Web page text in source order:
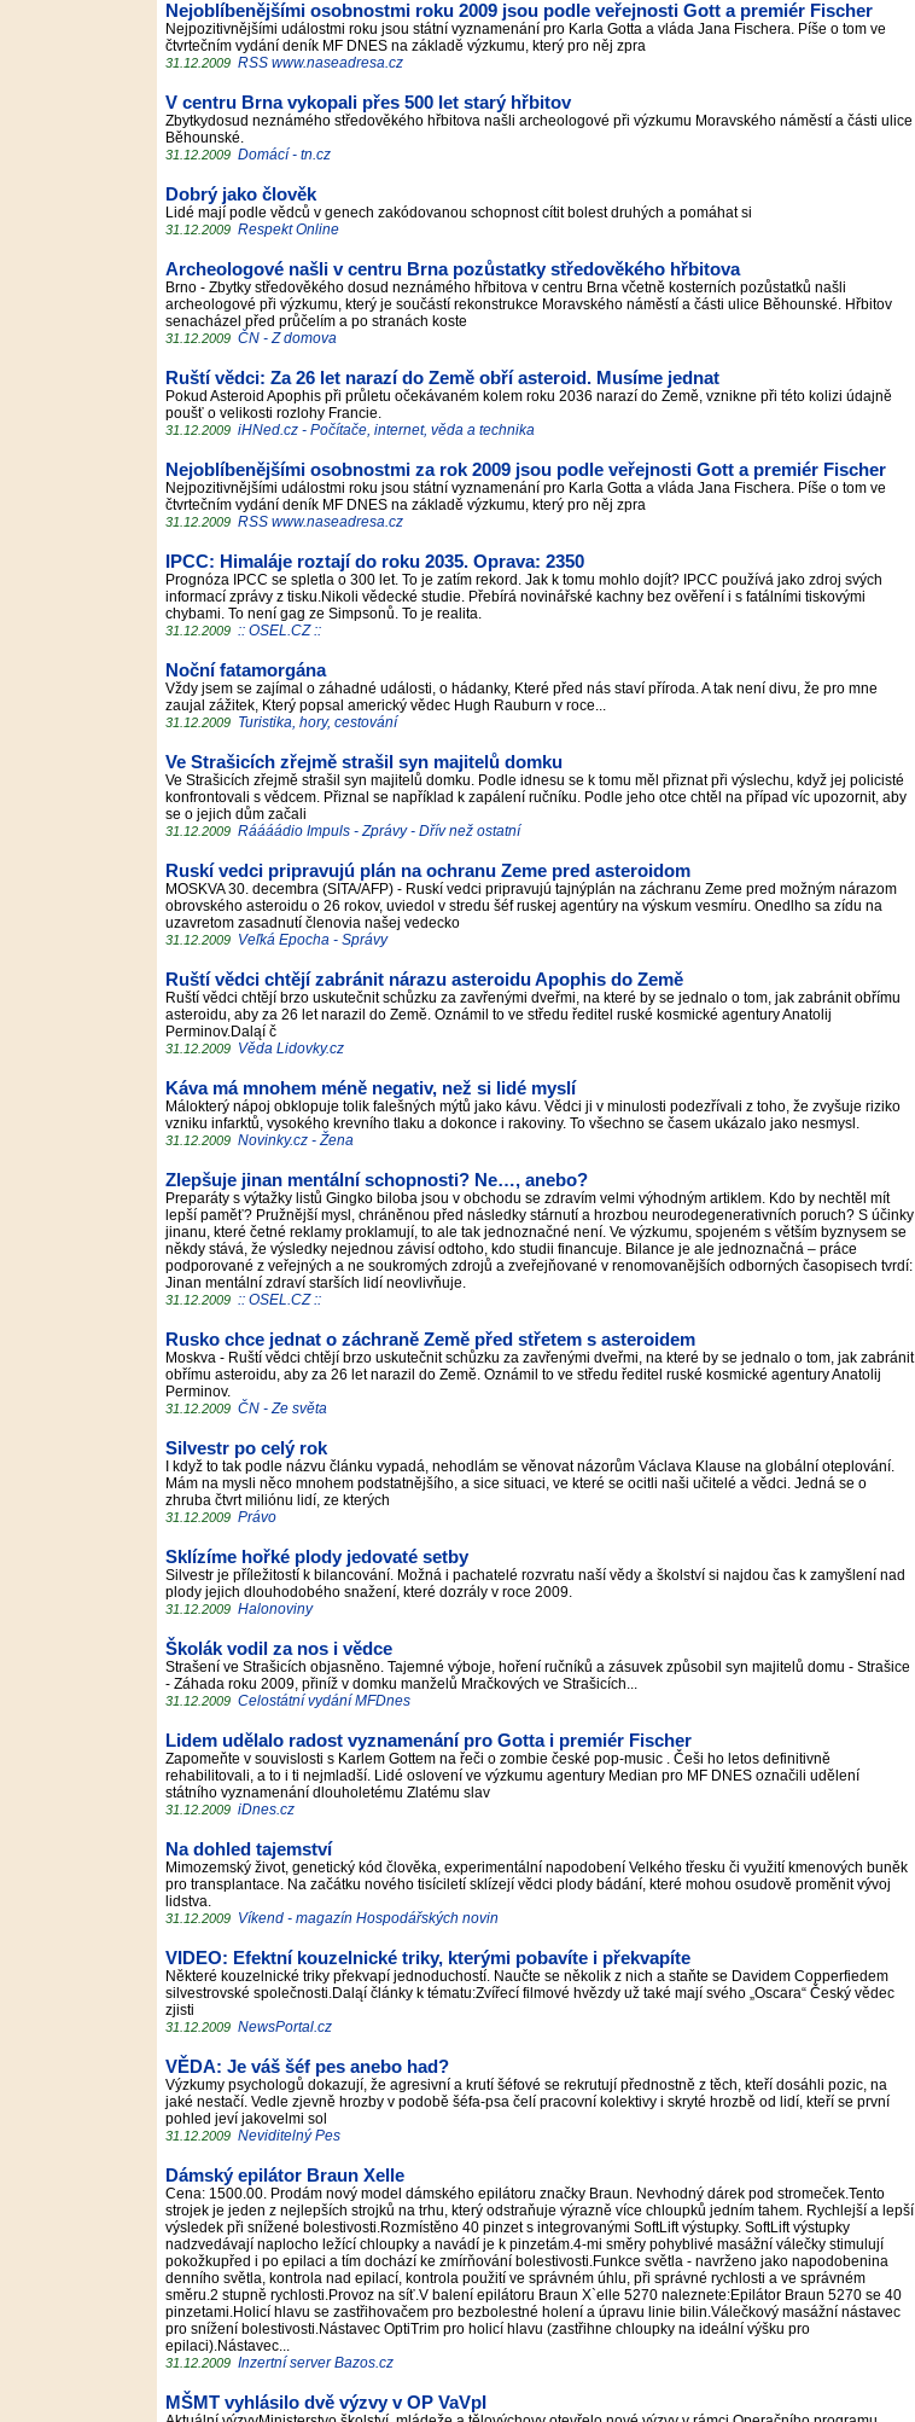
Nejoblíbenějšími osobnostmi roku 2009 jsou podle veřejnosti Gott a premiér Fischer
Nejpozitivnějšími událostmi roku jsou státní vyznamenání pro Karla Gotta a vláda Jana Fischera. Píše o tom ve
čtvrtečním vydání deník MF DNES na základě výzkumu, který pro něj zpra
31.12.2009 RSS www.naseadresa.cz
V centru Brna vykopali přes 500 let starý hřbitov
Zbytkydosud neznámého středověkého hřbitova našli archeologové při výzkumu Moravského náměstí a části ulice
Běhounské.
31.12.2009 Domácí - tn.cz
Dobrý jako člověk
Lidé mají podle vědců v genech zakódovanou schopnost cítit bolest druhých a pomáhat si
31.12.2009 Respekt Online
Archeologové našli v centru Brna pozůstatky středověkého hřbitova
Brno - Zbytky středověkého dosud neznámého hřbitova v centru Brna včetně kosterních pozůstatků našli
archeologové při výzkumu, který je součástí rekonstrukce Moravského náměstí a části ulice Běhounské. Hřbitov
senacházel před průčelím a po stranách koste
31.12.2009 ČN - Z domova
Ruští vědci: Za 26 let narazí do Země obří asteroid. Musíme jednat
Pokud Asteroid Apophis při průletu očekávaném kolem roku 2036 narazí do Země, vznikne při této kolizi údajně
poušť o velikosti rozlohy Francie.
31.12.2009 iHNed.cz - Počítače, internet, věda a technika
Nejoblíbenějšími osobnostmi za rok 2009 jsou podle veřejnosti Gott a premiér Fischer
Nejpozitivnějšími událostmi roku jsou státní vyznamenání pro Karla Gotta a vláda Jana Fischera. Píše o tom ve
čtvrtečním vydání deník MF DNES na základě výzkumu, který pro něj zpra
31.12.2009 RSS www.naseadresa.cz
IPCC: Himaláje roztají do roku 2035. Oprava: 2350
Prognóza IPCC se spletla o 300 let. To je zatím rekord. Jak k tomu mohlo dojít? IPCC používá jako zdroj svých
informací zprávy z tisku.Nikoli vědecké studie. Přebírá novinářské kachny bez ověření i s fatálními tiskovými
chybami. To není gag ze Simpsonů. To je realita.
31.12.2009 :: OSEL.CZ ::
Noční fatamorgána
Vždy jsem se zajímal o záhadné události, o hádanky, Které před nás staví příroda. A tak není divu, že pro mne
zaujal zážitek, Který popsal americký vědec Hugh Rauburn v roce...
31.12.2009 Turistika, hory, cestování
Ve Strašicích zřejmě strašil syn majitelů domku
Ve Strašicích zřejmě strašil syn majitelů domku. Podle idnesu se k tomu měl přiznat při výslechu, když jej policisté
konfrontovali s vědcem. Přiznal se například k zapálení ručníku. Podle jeho otce chtěl na případ víc upozornit, aby
se o jejich dům začali
31.12.2009 Ráááádio Impuls - Zprávy - Dřív než ostatní
Ruskí vedci pripravujú plán na ochranu Zeme pred asteroidom
MOSKVA 30. decembra (SITA/AFP) - Ruskí vedci pripravujú tajnýplán na záchranu Zeme pred možným nárazom
obrovského asteroidu o 26 rokov, uviedol v stredu šéf ruskej agentúry na výskum vesmíru. Onedlho sa zídu na
uzavretom zasadnutí členovia našej vedecko
31.12.2009 Veľká Epocha - Správy
Ruští vědci chtějí zabránit nárazu asteroidu Apophis do Země
Ruští vědci chtějí brzo uskutečnit schůzku za zavřenými dveřmi, na které by se jednalo o tom, jak zabránit obřímu
asteroidu, aby za 26 let narazil do Země. Oznámil to ve středu ředitel ruské kosmické agentury Anatolij
Perminov.Daląí č
31.12.2009 Věda Lidovky.cz
Káva má mnohem méně negativ, než si lidé myslí
Málokterý nápoj obklopuje tolik falešných mýtů jako kávu. Vědci ji v minulosti podezřívali z toho, že zvyšuje riziko
vzniku infarktů, vysokého krevního tlaku a dokonce i rakoviny. To všechno se časem ukázalo jako nesmysl.
31.12.2009 Novinky.cz - Žena
Zlepšuje jinan mentální schopnosti? Ne…, anebo?
Preparáty s výtažky listů Gingko biloba jsou v obchodu se zdravím velmi výhodným artiklem. Kdo by nechtěl mít
lepší paměť? Pružnější mysl, chráněnou před následky stárnutí a hrozbou neurodegenerativních poruch? S účinky
jinanu, které četné reklamy proklamují, to ale tak jednoznačné není. Ve výzkumu, spojeném s větším byznysem se
někdy stává, že výsledky nejednou závisí odtoho, kdo studii financuje. Bilance je ale jednoznačná – práce
podporované z veřejných a ne soukromých zdrojů a zveřejňované v renomovanějších odborných časopisech tvrdí:
Jinan mentální zdraví starších lidí neovlivňuje.
31.12.2009 :: OSEL.CZ ::
Rusko chce jednat o záchraně Země před střetem s asteroidem
Moskva - Ruští vědci chtějí brzo uskutečnit schůzku za zavřenými dveřmi, na které by se jednalo o tom, jak zabránit
obřímu asteroidu, aby za 26 let narazil do Země. Oznámil to ve středu ředitel ruské kosmické agentury Anatolij
Perminov.
31.12.2009 ČN - Ze světa
Silvestr po celý rok
I když to tak podle názvu článku vypadá, nehodlám se věnovat názorům Václava Klause na globální oteplování.
Mám na mysli něco mnohem podstatnějšího, a sice situaci, ve které se ocitli naši učitelé a vědci. Jedná se o
zhruba čtvrt miliónu lidí, ze kterých
31.12.2009 Právo
Sklízíme hořké plody jedovaté setby
Silvestr je příležitostí k bilancování. Možná i pachatelé rozvratu naší vědy a školství si najdou čas k zamyšlení nad
plody jejich dlouhodobého snažení, které dozrály v roce 2009.
31.12.2009 Halonoviny
Školák vodil za nos i vědce
Strašení ve Strašicích objasněno. Tajemné výboje, hoření ručníků a zásuvek způsobil syn majitelů domu - Strašice
- Záhada roku 2009, přiníž v domku manželů Mračkových ve Strašicích...
31.12.2009 Celostátní vydání MFDnes
Lidem udělalo radost vyznamenání pro Gotta i premiér Fischer
Zapomeňte v souvislosti s Karlem Gottem na řeči o zombie české pop-music . Češi ho letos definitivně
rehabilitovali, a to i ti nejmladší. Lidé oslovení ve výzkumu agentury Median pro MF DNES označili udělení
státního vyznamenání dlouholetému Zlatému slav
31.12.2009 iDnes.cz
Na dohled tajemství
Mimozemský život, genetický kód člověka, experimentální napodobení Velkého třesku či využití kmenových buněk
pro transplantace. Na začátku nového tisíciletí sklízejí vědci plody bádání, které mohou osudově proměnit vývoj
lidstva.
31.12.2009 Víkend - magazín Hospodářských novin
VIDEO: Efektní kouzelnické triky, kterými pobavíte i překvapíte
Některé kouzelnické triky překvapí jednoduchostí. Naučte se několik z nich a staňte se Davidem Copperfiedem
silvestrovské společnosti.Daląí články k tématu:Zvířecí filmové hvězdy už také mají svého „Oscara“ Český vědec
zjisti
31.12.2009 NewsPortal.cz
VĚDA: Je váš šéf pes anebo had?
Výzkumy psychologů dokazují, že agresivní a krutí šéfové se rekrutují přednostně z těch, kteří dosáhli pozic, na
jaké nestačí. Vedle zjevně hrozby v podobě šéfa-psa čelí pracovní kolektivy i skryté hrozbě od lidí, kteří se první
pohled jeví jakovelmi sol
31.12.2009 Neviditelný Pes
Dámský epilátor Braun Xelle
Cena: 1500.00. Prodám nový model dámského epilátoru značky Braun. Nevhodný dárek pod stromeček.Tento
strojek je jeden z nejlepších strojků na trhu, který odstraňuje výrazně více chloupků jedním tahem. Rychlejší a lepší
výsledek při snížené bolestivosti.Rozmístěno 40 pinzet s integrovanými SoftLift výstupky. SoftLift výstupky
nadzvedávají naplocho ležící chloupky a navádí je k pinzetám.4-mi směry pohyblivé masážní válečky stimulují
pokožkupřed i po epilaci a tím dochází ke zmírňování bolestivosti.Funkce světla - navrženo jako napodobenina
denního světla, kontrola nad epilací, kontrola použití ve správném úhlu, při správné rychlosti a ve správném
směru.2 stupně rychlosti.Provoz na síť.V balení epilátoru Braun X`elle 5270 naleznete:Epilátor Braun 5270 se 40
pinzetami.Holicí hlavu se zastřihovačem pro bezbolestné holení a úpravu linie bilin.Válečkový masážní nástavec
pro snížení bolestivosti.Nástavec OptiTrim pro holicí hlavu (zastřihne chloupky na ideální výšku pro
epilaci).Nástavec...
31.12.2009 Inzertní server Bazos.cz
MŠMT vyhlásilo dvě výzvy v OP VaVpI